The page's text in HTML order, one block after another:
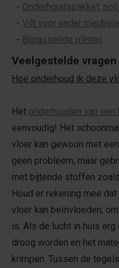
- Onderhoudspakket:
- Vilt voor onder
- Bijpassende plinten
Veelgestelde vragen
Hoe onderhoud ik deze
Het onderhouden van een
eenvoudig! Het
vloer kan gewoon met
geen probleem, maar
met bijtende stoffen
Houd er rekening mee
vloer kan beïnvloeden,
is. Als de lucht in huis
droog worden en het
krimpen. Tussen de